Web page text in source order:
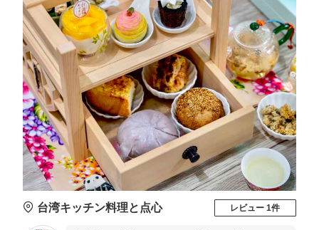
台湾キッチン料理と点心 レビュー 1件